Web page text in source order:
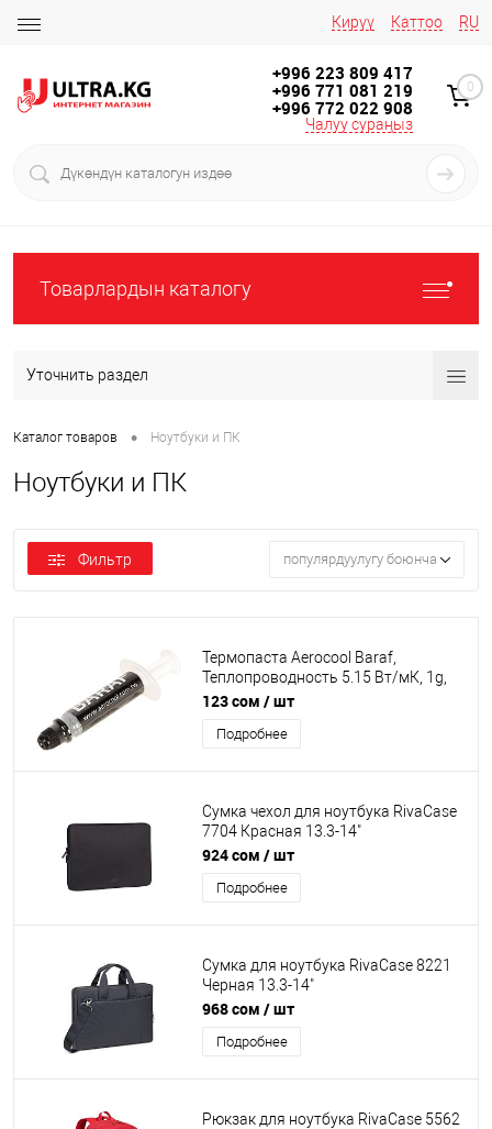
Кирүү Каттоо RU
+996 223 809 417
+996 771 081 219
+996 772 022 908
Чалуу сураңыз
0
Товарлардын каталогу
Уточнить раздел
Каталог товаров • Ноутбуки и ПК
Ноутбуки и ПК
Фильтр популярдуулугу боюнча
Термопаста Aerocool Baraf,
Теплопроводность 5.15 Вт/мК, 1g,
+280°C- 30°C, шприц, Серый
123 сом / шт
Подробнее
Сумка чехол для ноутбука RivaCase
7704 Красная 13.3-14"
Высококачественная
водоотталкивающая ткань. Защита
содержимого от царапин, ударов,
удобного доступа.
924 сом / шт
Подробнее
Сумка для ноутбука RivaCase 8221
Черная 13.3-14"
Водоотталкивающая ткань.
Передний карман-органайзер на
молнии, плечевой ремень
968 сом / шт
Подробнее
Рюкзак для ноутбука RivaCase 5562